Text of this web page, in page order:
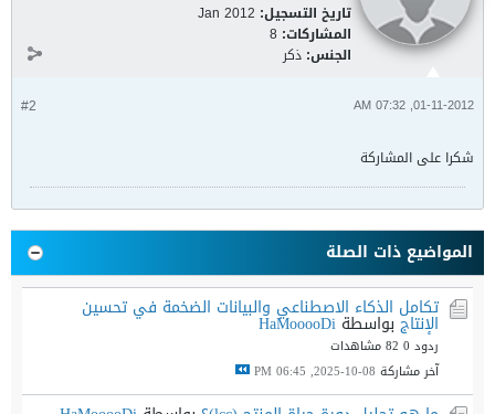
تاريخ التسجيل: Jan 2012
المشاركات: 8
الجنس: ذكر
#2 01-11-2012, 07:32 AM
شكرا على المشاركة
المواضيع ذات الصلة
تكامل الذكاء الاصطناعي والبيانات الضخمة في تحسين
الإنتاج بواسطة HaMooooDi
ردود 0
82 مشاهدات
آخر مشاركة 08-10-2025, 06:45 PM